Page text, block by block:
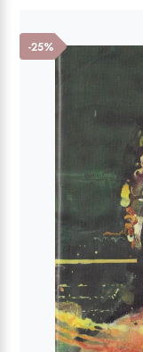
-25%